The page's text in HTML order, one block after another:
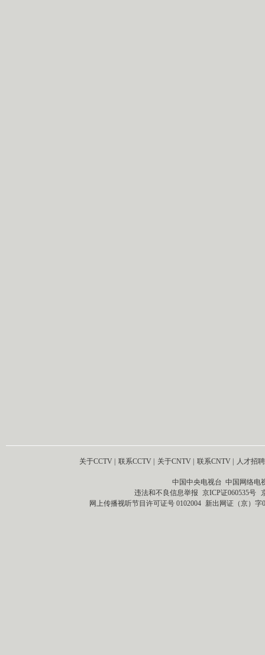
关于CCTV 联系CCTV 关于CNTV 联系CNTV 人才招聘
中国中央电视台 中国网络电
违法和不良信息举报 京ICP证060535号
网上传播视听节目许可证号 0102004 新出网证（京）